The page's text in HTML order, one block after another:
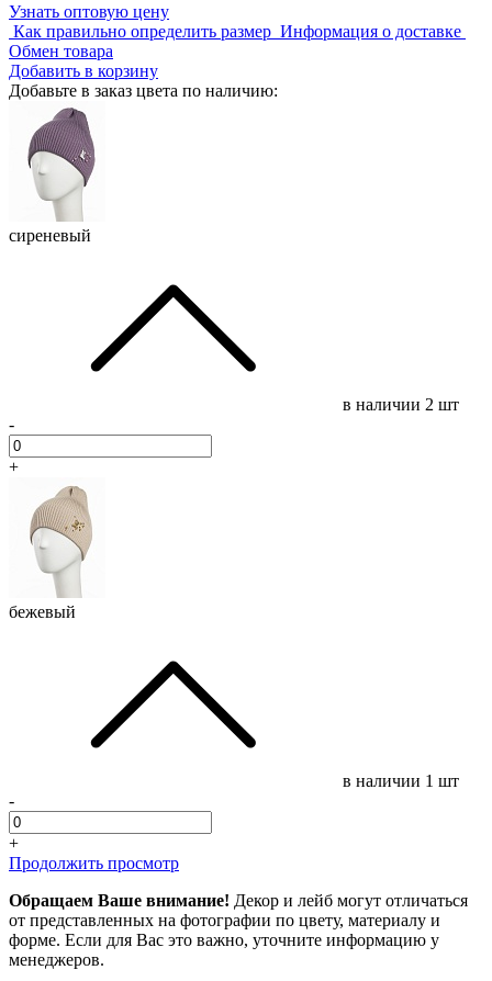
Узнать оптовую цену
Как правильно определить размер Информация о доставке
Обмен товара
Добавить в корзину
Добавьте в заказ цвета по наличию:
сиреневый
в наличии 2 шт
-
+
бежевый
в наличии 1 шт
-
+
Продолжить просмотр
Обращаем Ваше внимание! Декор и лейб могут отличаться
от представленных на фотографии по цвету, материалу и
форме. Если для Вас это важно, уточните информацию у
менеджеров.